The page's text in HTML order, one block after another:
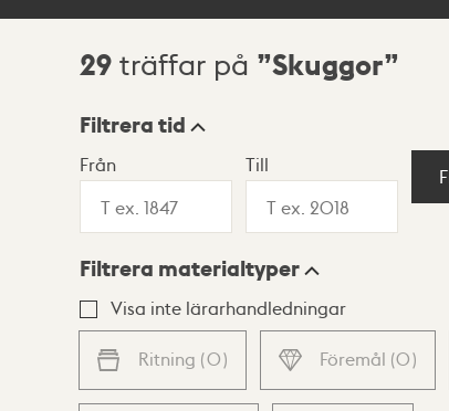
Sökresultat
29 träffar på Skuggor
Visningsläge
Lista Karta
Filtrera tid
Från Till
Filtrera materialtyper
Visa inte lärarhandledningar
Ritning (0) Föremål (0)